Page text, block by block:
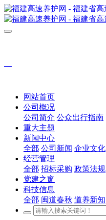
网站首页
公司概况
公司简介 公众出行指南
重大主题
新闻中心
全部 公司新闻 企业文化
经营管理
全部 招标采购 政策法规
党建之窗
科技信息
全部 闽道春秋 道养新知